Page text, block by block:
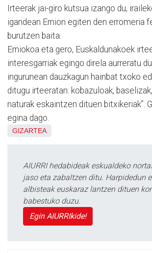
Irteerak jai-giro kutsua izango du,
igandean Ernion egiten den erromeria
burutzen baita.
Erniokoa eta gero, Euskaldunakoek
interesgarriak egingo direla aurreratu
ingurunean dauzkagun hainbat txoko
ditugu irteeratan: kobazuloak,
naturak eskaintzen dituen bitxikeriak”.
egina dago.
GIZARTEA
AIURRI hedabideak eskualdeko
jaso eta zabaltzen ditu. Harpidedun
albisteak euskaraz lantzen dituen
babestuko duzu.
Egin AIURRIkide!